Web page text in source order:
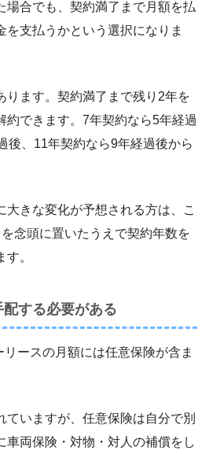
場合でも、契約満了まで月額を払
を支払うかという選択になりま
ります。契約満了まで残り2年を
約できます。7年契約なら5年経過
後、11年契約なら9年経過後から
大きな変化が予想される方は、こ
念頭に置いたうえで契約年数を
。
する必要がある
ースの月額には任意保険が含ま
ていますが、任意保険は自分で別
車両保険・対物・対人の補償をし